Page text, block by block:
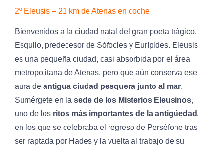
2º Eleusis – 21 km de Atenas en coche
Bienvenidos a la ciudad natal del gran poeta trágico,
Esquilo, predecesor de Sófocles y Eurípides. Eleusis
es una pequeña ciudad, casi absorbida por el área
metropolitana de Atenas, pero que aún conserva ese
aura de antigua ciudad pesquera junto al mar.
Sumérgete en la sede de los Misterios Eleusinos,
uno de los ritos más importantes de la antigüedad ,
en los que se celebraba el regreso de Perséfone tras
ser raptada por Hades y la vuelta al trabajo de su